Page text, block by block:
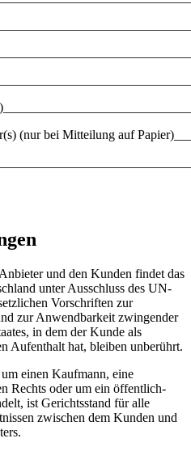
(nur bei Mitteilung auf
und den Kunden findet das
unter Ausschluss des UN-
Vorschriften zur
zur Anwendbarkeit zwingender
in dem der Kunde als
Aufenthalt hat, bleiben unberührt.
einen Kaufmann, eine
Rechts oder um ein öffentlich-
ist Gerichtsstand für alle
zwischen dem Kunden und